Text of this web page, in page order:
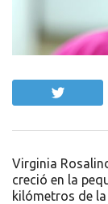
Virginia
creció en la
kilómetros de